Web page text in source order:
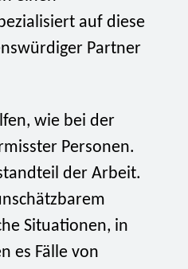
auf diese
Partner
wie bei der
Personen.
der Arbeit.
Situationen, in
es Fälle von